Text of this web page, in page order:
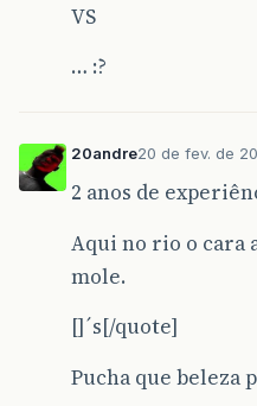
VS
… :?
20andre20 de fev. de
2 anos de
Aqui no rio o cara
mole.
[]´s[/quote]
Pucha que beleza